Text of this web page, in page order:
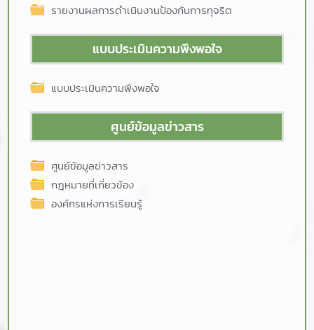
รายงานผลการดำเนินงานป้องกันการทุจริต
แบบประเมินความพึงพอใจ
แบบประเมินความพึงพอใจ
ศูนย์ข้อมูลข่าวสาร
ศูนย์ข้อมูลข่าวสาร
กฎหมายที่เกี่ยวข้อง
องค์กรแห่งการเรียนรู้